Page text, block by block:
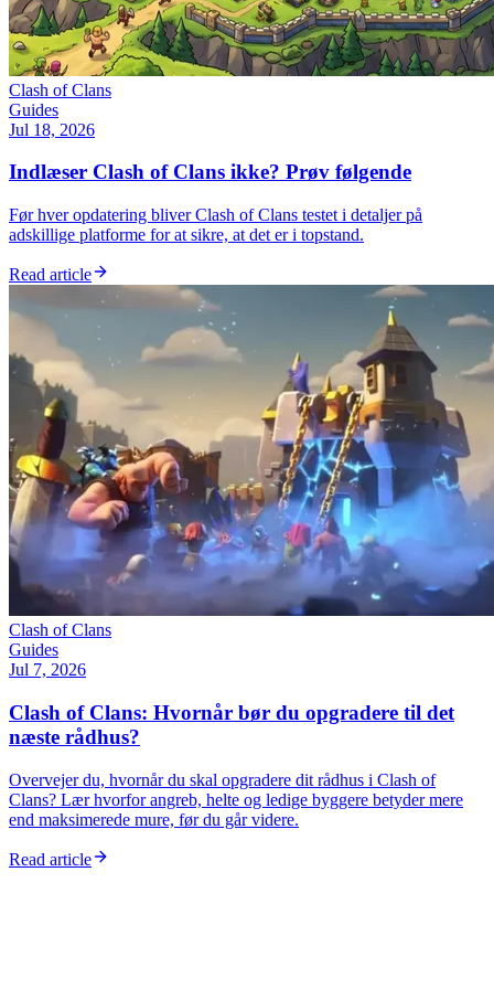
Clash of Clans
Guides
Jul 18, 2026
Indlæser Clash of Clans ikke? Prøv følgende
Før hver opdatering bliver Clash of Clans testet i detaljer på
adskillige platforme for at sikre, at det er i topstand.
Read article
Clash of Clans
Guides
Jul 7, 2026
Clash of Clans: Hvornår bør du opgradere til det
næste rådhus?
Overvejer du, hvornår du skal opgradere dit rådhus i Clash of
Clans? Lær hvorfor angreb, helte og ledige byggere betyder mere
end maksimerede mure, før du går videre.
Read article